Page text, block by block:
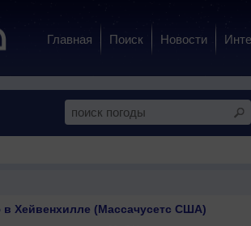
Главная Поиск Новости
Хейвенхилле (Массачусетс США)